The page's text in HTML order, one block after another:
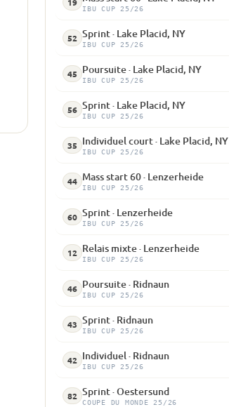
IBU CUP 25/26
52 Sprint · Lake Placid, NY
IBU CUP 25/26
45 Poursuite · Lake Placid, NY
IBU CUP 25/26
56 Sprint · Lake Placid, NY
IBU CUP 25/26
35 Individuel court · Lake Placid, NY
IBU CUP 25/26
44 Mass start 60 · Lenzerheide
IBU CUP 25/26
60 Sprint · Lenzerheide
IBU CUP 25/26
12 Relais mixte · Lenzerheide
IBU CUP 25/26
46 Poursuite · Ridnaun
IBU CUP 25/26
43 Sprint · Ridnaun
IBU CUP 25/26
42 Individuel · Ridnaun
IBU CUP 25/26
82 Sprint · Oestersund
COUPE DU MONDE 25/26